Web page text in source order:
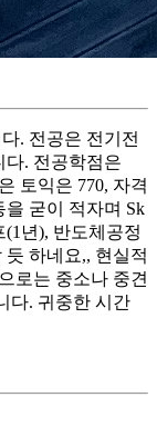
. 전공은 전기전
다. 전공학점은
토익은 770, 자격
굳이 적자며 Sk
년), 반도체공정
하네요,, 현실적
로는 중소나 중견
다. 귀중한 시간